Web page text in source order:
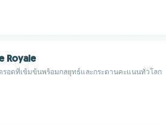
Royale
รอดที่เข้มข้นพร้อมกลยุทธ์และกระดานคะแนนทั่วโลก